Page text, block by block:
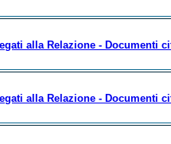
alla Relazione - Documenti
alla Relazione - Documenti